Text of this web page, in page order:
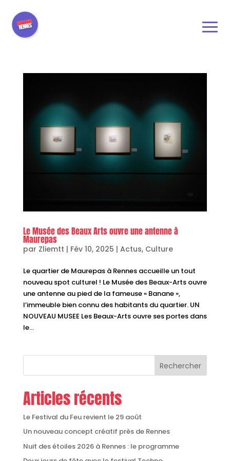
Le Musée des Beaux Arts ouvre une antenne à
Maurepas
par Zliemtt | Fév 10, 2025 | Actus, Culture
Le quartier de Maurepas à Rennes accueille un tout
nouveau spot culturel ! Le Musée des Beaux-Arts ouvre
une antenne au pied de la fameuse « Banane »,
l’immeuble bien connu des habitants du quartier. UN
NOUVEAU MUSEE Les Beaux-Arts ouvre ses portes dans
le...
Rechercher
Articles récents
Le Festival du Feu revient le 29 août
Un nouveau concept créatif près de Rennes
Nuit des étoiles 2026 à Rennes : le programme